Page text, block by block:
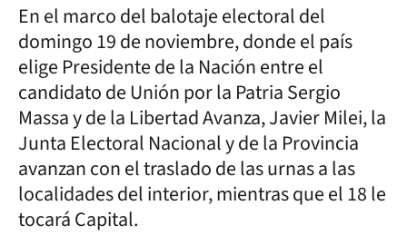
En el marco del balotaje electoral del
domingo 19 de noviembre, donde el país
elige Presidente de la Nación entre el
candidato de Unión por la Patria Sergio
Massa y de la Libertad Avanza, Javier Milei, la
Junta Electoral Nacional y de la Provincia
avanzan con el traslado de las urnas a las
localidades del interior, mientras que el 18 le
tocará Capital.